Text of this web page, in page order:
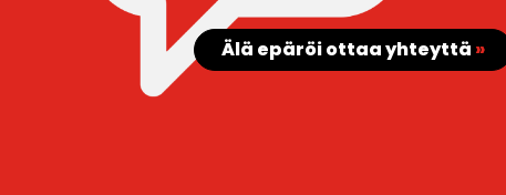
Älä epäröi ottaa yhteyttä »